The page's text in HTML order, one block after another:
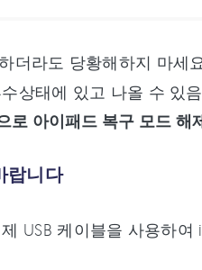
더라도 당황해하지 마세
상태에 있고 나올 수 있
로 아이패드 복구 모드 해
랍니다
USB 케이블을 사용하